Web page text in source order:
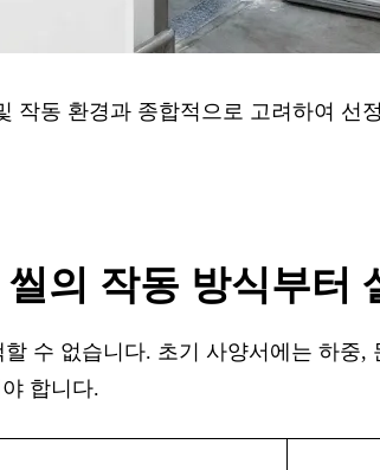
작동 환경과 종합적으로 고려하여 선
의 작동 방식부터
수 없습니다. 초기 사양서에는 하중,
합니다.